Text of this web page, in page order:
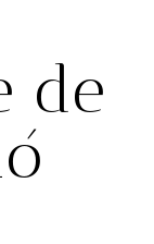
de